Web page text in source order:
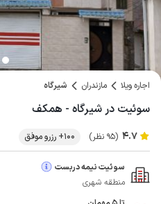
اجاره ویلا مازندران شیرگاه
سوئیت در شیرگاه - همکف
4.7 (95 نظر) 100+ رزرو موفق
سوئیت نیمه دربست
منطقه شهری